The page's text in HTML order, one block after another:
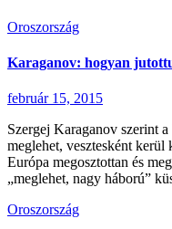
Oroszország
Karaganov: hogyan
február 15, 2015
Szergej Karaganov szerint
meglehet, vesztesként
Európa megosztottan és
„meglehet, nagy háború”
Oroszország